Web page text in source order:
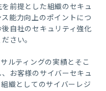
前提とした組織のセキュ
能力向上のポイントにつ
自社のセキュリティ強化
さい。
ルティングの実績とそこ
お客様のサイバーセキュ
織としてのサイバーレジ